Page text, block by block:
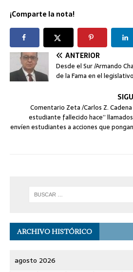
¡Comparte la nota!
ANTERIOR
Desde el Sur /Armando
de la Fama en el legislativo
Comentario Zeta /Carlos Z.
estudiante fallecido hace”
envíen estudiantes a acciones que
ARCHIVO HISTÓRICO
agosto 2026